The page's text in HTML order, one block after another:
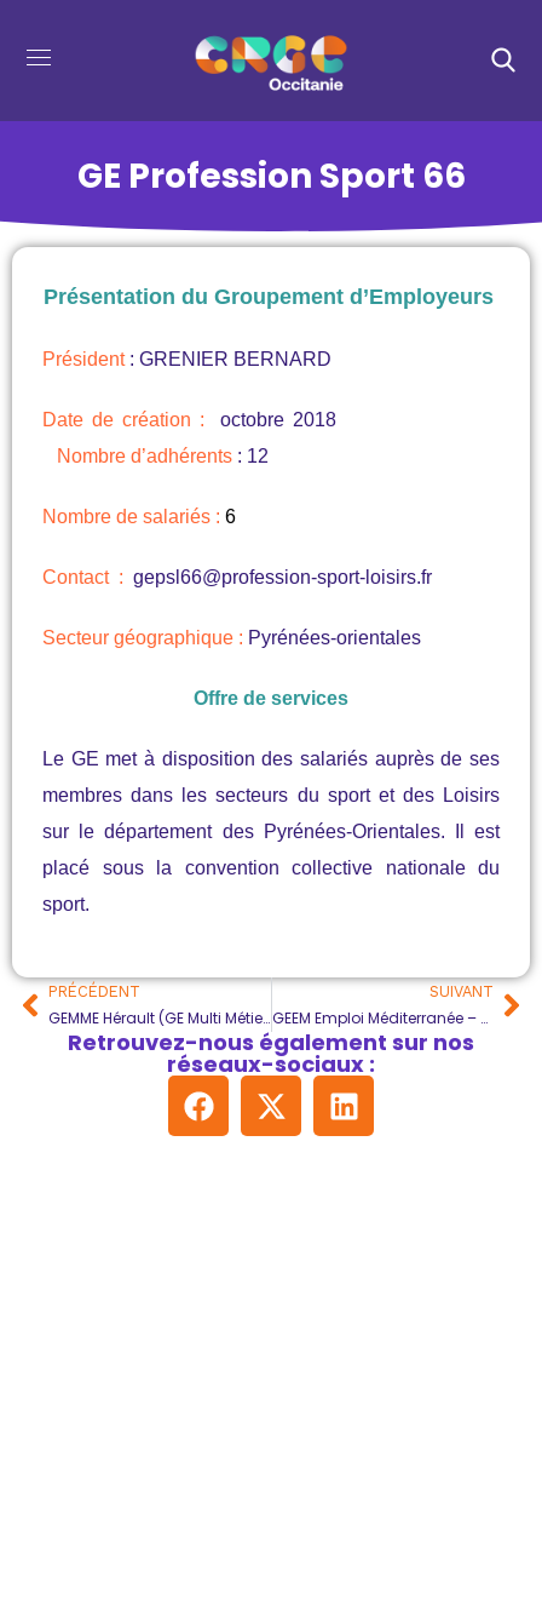
GE Profession Sport 66
Présentation du Groupement d’Employeurs
Président : GRENIER BERNARD
Date de création :
octobre 2018
Nombre d’adhérents : 12
Nombre de salariés : 6
Contact : gepsl66@profession-sport-loisirs.fr
Secteur géographique : Pyrénées-orientales
Offre de services
Le GE met à disposition des salariés auprès de ses
membres dans les secteurs du sport et des Loisirs
sur le département des Pyrénées-Orientales. Il est
placé sous la convention collective nationale du
sport.
PRÉCÉDENT
GEMME Hérault (GE Multi Métiers)
SUIVANT
GEEM Emploi Méditerranée – Camping 66
Retrouvez-nous également sur nos
réseaux-sociaux :